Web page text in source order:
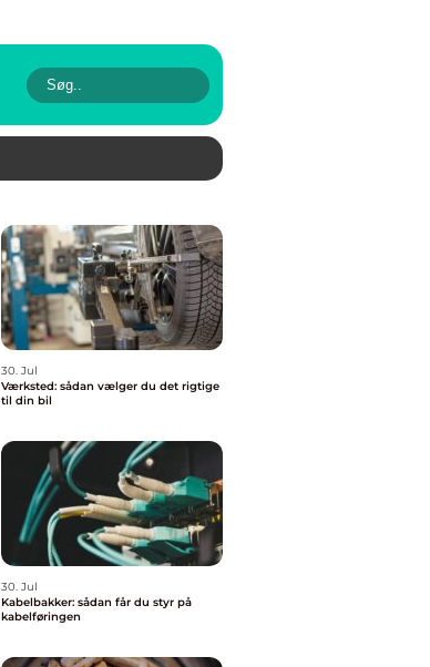
30. Jul
Værksted: sådan vælger du det rigtige
til din bil
30. Jul
Kabelbakker: sådan får du styr på
kabelføringen